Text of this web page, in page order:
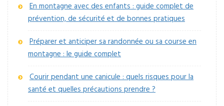
En montagne avec des enfants : guide complet de
prévention, de sécurité et de bonnes pratiques
Préparer et anticiper sa randonnée ou sa course en
montagne : le guide complet
Courir pendant une canicule : quels risques pour la
santé et quelles précautions prendre ?